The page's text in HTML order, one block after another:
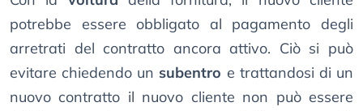
potrebbe essere obbligato al pagamento degli
arretrati del contratto ancora attivo. Ciò si può
evitare chiedendo un subentro e trattandosi di un
nuovo contratto il nuovo cliente non può essere